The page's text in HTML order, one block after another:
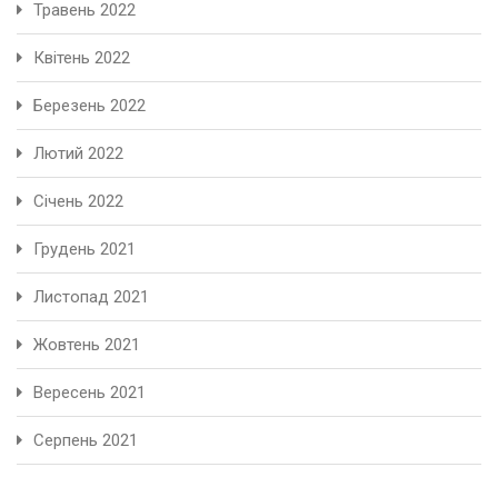
Травень 2022
Квітень 2022
Березень 2022
Лютий 2022
Січень 2022
Грудень 2021
Листопад 2021
Жовтень 2021
Вересень 2021
Серпень 2021